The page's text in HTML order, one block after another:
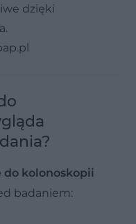
dzięki
kolonoskopii
badaniem: